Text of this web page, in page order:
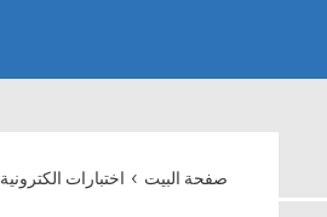
صفحة البيت › اختبارات الكترونية